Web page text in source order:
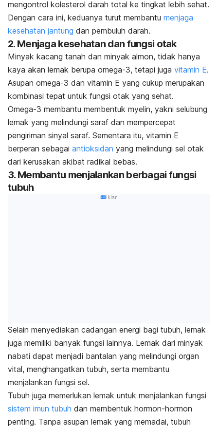
mengontrol kolesterol darah total ke tingkat lebih sehat.
Dengan cara ini, keduanya turut membantu menjaga
kesehatan jantung dan pembuluh darah.
2. Menjaga kesehatan dan fungsi otak
Minyak kacang tanah dan minyak almon, tidak hanya
kaya akan lemak berupa omega-3, tetapi juga vitamin E.
Asupan omega-3 dan vitamin E yang cukup merupakan
kombinasi tepat untuk fungsi otak yang sehat.
Omega-3 membantu membentuk myelin, yakni selubung
lemak yang melindungi saraf dan mempercepat
pengiriman sinyal saraf. Sementara itu, vitamin E
berperan sebagai antioksidan yang melindungi sel otak
dari kerusakan akibat radikal bebas.
3. Membantu menjalankan berbagai fungsi
tubuh
Iklan
Selain menyediakan cadangan energi bagi tubuh, lemak
juga memiliki banyak fungsi lainnya. Lemak dari minyak
nabati dapat menjadi bantalan yang melindungi organ
vital, menghangatkan tubuh, serta membantu
menjalankan fungsi sel.
Tubuh juga memerlukan lemak untuk menjalankan fungsi
sistem imun tubuh dan membentuk hormon-hormon
penting. Tanpa asupan lemak yang memadai, tubuh